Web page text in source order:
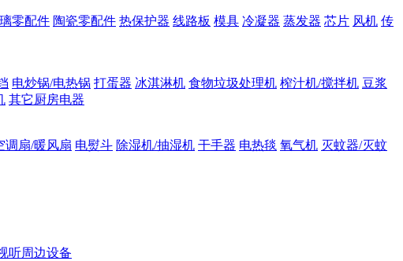
零配件 陶瓷零配件 热保护器 线路板 模具 冷凝器 蒸发器 芯片 风机 传
电炒锅/电热锅 打蛋器 冰淇淋机 食物垃圾处理机 榨汁机/搅拌机 豆浆
其它厨房电器
调扇/暖风扇 电熨斗 除湿机/抽湿机 干手器 电热毯 氧气机 灭蚊器/灭蚊
听周边设备